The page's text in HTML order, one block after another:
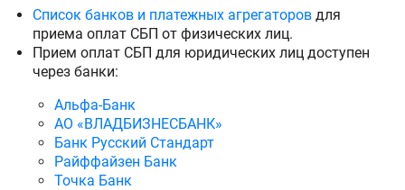
Список банков и платежных агрегаторов для
приема оплат СБП от физических лиц.
Прием оплат СБП для юридических лиц доступен
через банки:
Альфа-Банк
АО «ВЛАДБИЗНЕСБАНК»
Банк Русский Стандарт
Райффайзен Банк
Точка Банк